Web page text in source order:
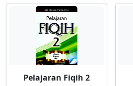
Pelajaran Fiqih 2